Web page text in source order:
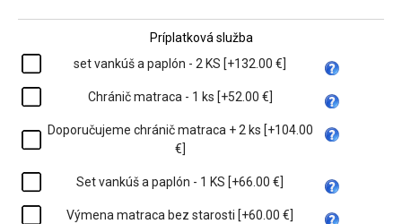
Príplatková služba
set vankúš a paplón - 2 KS [+132.00 €]
Chránič matraca - 1 ks [+52.00 €]
Doporučujeme chránič matraca + 2 ks [+104.00
€]
Set vankúš a paplón - 1 KS [+66.00 €]
Výmena matraca bez starosti [+60.00 €]